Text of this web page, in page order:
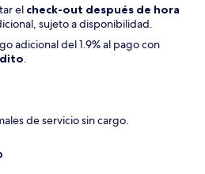
el check-out después de hora
sujeto a disponibilidad.
adicional del 1.9% al pago con
.
de servicio sin cargo.